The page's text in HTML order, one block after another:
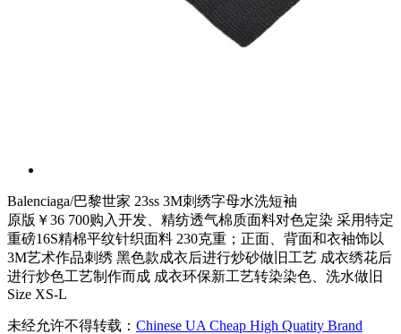
Balenciaga/巴黎世家 23ss 3M刺绣字母水洗短袖
原版￥36 700购入开发、精纺透气棉质面料对色定染 采用特定
重磅16S精棉平纹针织面料 230克重；正面、背面和衣袖饰以
3M艺术作品刺绣 黑色款成衣后进行炒砂做旧工艺 成衣绣花后
进行炒色工艺制作而成 成衣环保新工艺转染染色、洗水做旧
Size XS-L
未经允许不得转载： Chinese UA Cheap High Quatity Brand